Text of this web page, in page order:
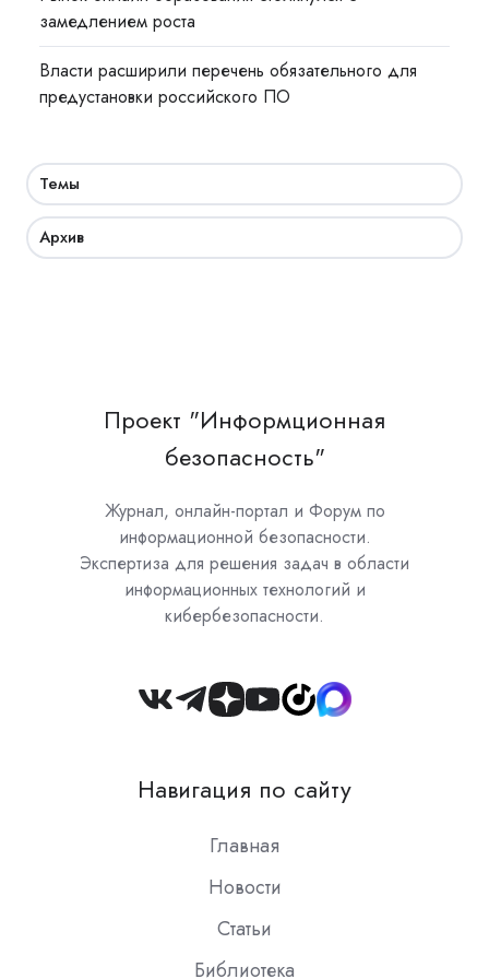
замедлением роста
Власти расширили перечень обязательного для
предустановки российского ПО
Темы
Архив
Проект "Информционная
безопасность"
Журнал, онлайн-портал и Форум по
информационной безопасности.
Экспертиза для решения задач в области
информационных технологий и
кибербезопасности.
Join
Slack
Навигация по сайту
Главная
Новости
Статьи
Библиотека